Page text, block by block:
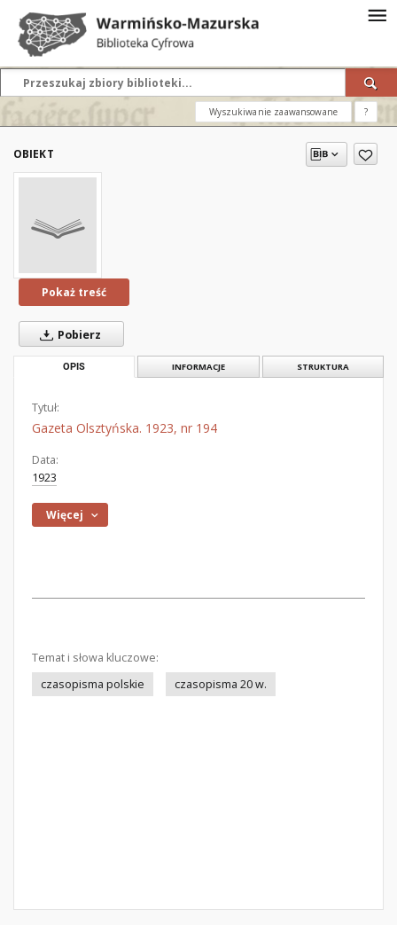
Wyszukiwanie zaawansowane ?
OBIEKT
Pokaż treść
Pobierz
OPIS INFORMACJE STRUKTURA
Tytuł:
Gazeta Olsztyńska. 1923, nr 194
Data:
1923
Więcej
Temat i słowa kluczowe:
czasopisma polskie
czasopisma 20 w.